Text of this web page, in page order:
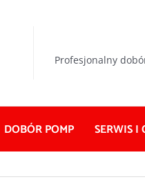
Profesjonalny
DOBÓR POMP SERWIS I